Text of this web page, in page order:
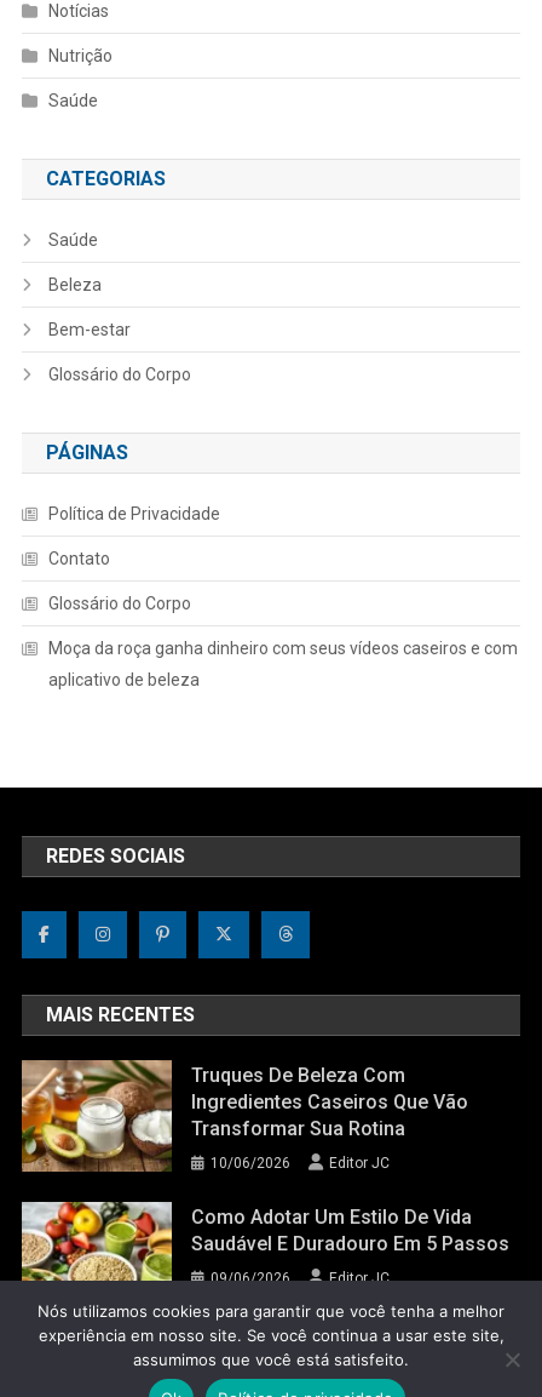
Notícias
Nutrição
Saúde
CATEGORIAS
Saúde
Beleza
Bem-estar
Glossário do Corpo
PÁGINAS
Política de Privacidade
Contato
Glossário do Corpo
Moça da roça ganha dinheiro com seus vídeos caseiros e com
aplicativo de beleza
REDES SOCIAIS
MAIS RECENTES
Truques De Beleza Com
Ingredientes Caseiros Que Vão
Transformar Sua Rotina
10/06/2026 Editor JC
Como Adotar Um Estilo De Vida
Saudável E Duradouro Em 5 Passos
09/06/2026 Editor JC
Jornal do Corpo 2022 |Theme: News Portal by Mystery Themes
Nós utilizamos cookies para garantir que você tenha a melhor
experiência em nosso site. Se você continua a usar este site,
assumimos que você está satisfeito.